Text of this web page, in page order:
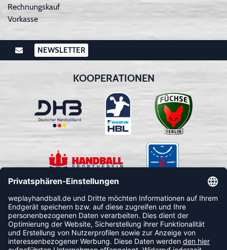
Rechnungskauf
Vorkasse
NEWSLETTER
KOOPERATIONEN
FOLLOW US